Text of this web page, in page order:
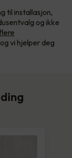
til installasjon,
og ikke
vi hjelper deg